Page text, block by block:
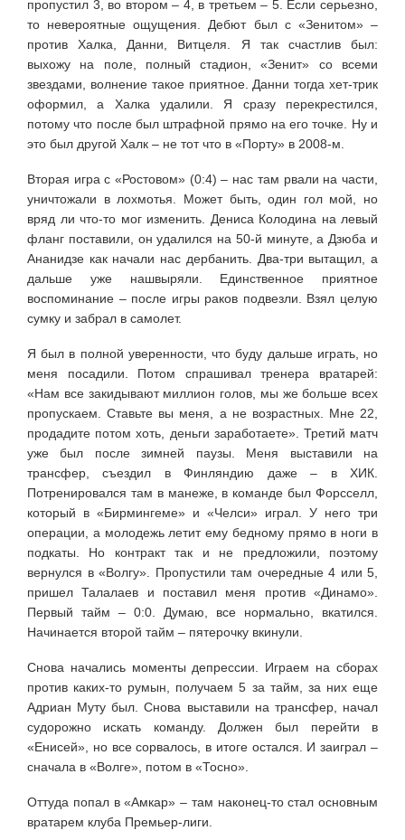
пропустил 3, во втором – 4, в третьем – 5. Если серьезно,
то невероятные ощущения. Дебют был с «Зенитом» –
против Халка, Данни, Витцеля. Я так счастлив был:
выхожу на поле, полный стадион, «Зенит» со всеми
звездами, волнение такое приятное. Данни тогда хет-трик
оформил, а Халка удалили. Я сразу перекрестился,
потому что после был штрафной прямо на его точке. Ну и
это был другой Халк – не тот что в «Порту» в 2008-м.
Вторая игра с «Ростовом» (0:4) – нас там рвали на части,
уничтожали в лохмотья. Может быть, один гол мой, но
вряд ли что-то мог изменить. Дениса Колодина на левый
фланг поставили, он удалился на 50-й минуте, а Дзюба и
Ананидзе как начали нас дербанить. Два-три вытащил, а
дальше уже нашвыряли. Единственное приятное
воспоминание – после игры раков подвезли. Взял целую
сумку и забрал в самолет.
Я был в полной уверенности, что буду дальше играть, но
меня посадили. Потом спрашивал тренера вратарей:
«Нам все закидывают миллион голов, мы же больше всех
пропускаем. Ставьте вы меня, а не возрастных. Мне 22,
продадите потом хоть, деньги заработаете». Третий матч
уже был после зимней паузы. Меня выставили на
трансфер, съездил в Финляндию даже – в ХИК.
Потренировался там в манеже, в команде был Форсселл,
который в «Бирмингеме» и «Челси» играл. У него три
операции, а молодежь летит ему бедному прямо в ноги в
подкаты. Но контракт так и не предложили, поэтому
вернулся в «Волгу». Пропустили там очередные 4 или 5,
пришел Талалаев и поставил меня против «Динамо».
Первый тайм – 0:0. Думаю, все нормально, вкатился.
Начинается второй тайм – пятерочку вкинули.
Снова начались моменты депрессии. Играем на сборах
против каких-то румын, получаем 5 за тайм, за них еще
Адриан Муту был. Снова выставили на трансфер, начал
судорожно искать команду. Должен был перейти в
«Енисей», но все сорвалось, в итоге остался. И заиграл –
сначала в «Волге», потом в «Тосно».
Оттуда попал в «Амкар» – там наконец-то стал основным
вратарем клуба Премьер-лиги.